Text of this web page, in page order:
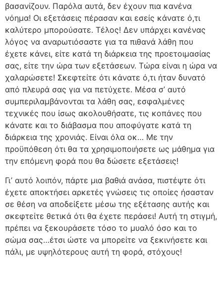
βασανίζουν. Παρόλα αυτά, δεν έχουν πια κανένα
νόημα! Οι εξετάσεις πέρασαν και εσείς κάνατε ό,τι
καλύτερο μπορούσατε. Τέλος! Δεν υπάρχει κανένας
λόγος να αναρωτιόσαστε για τα πιθανά λάθη που
έχετε κάνει, είτε κατά τη διάρκεια της προετοιμασίας
σας, είτε την ώρα των εξετάσεων. Τώρα είναι η ώρα να
χαλαρώσετε! Σκεφτείτε ότι κάνατε ό,τι ήταν δυνατό
από πλευρά σας για να πετύχετε. Μέσα σ’ αυτό
συμπεριλαμβάνονται τα λάθη σας, εσφαλμένες
τεχνικές που ίσως ακολουθήσατε, τις κοπάνες που
κάνατε και το διάβασμα που αποφύγατε κατά τη
διάρκεια της χρονιάς. Είναι όλα οκ… Με την
προϋπόθεση ότι θα τα χρησιμοποιήσετε ως μάθημα για
την επόμενη φορά που θα δώσετε εξετάσεις!
Γι’ αυτό λοιπόν, πάρτε μια βαθιά ανάσα, πιστέψτε ότι
έχετε αποκτήσει αρκετές γνώσεις τις οποίες ήσασταν
σε θέση να αποδείξετε μέσω της εξέτασης αυτής και
σκεφτείτε θετικά ότι θα έχετε περάσει! Αυτή τη στιγμή,
πρέπει να ξεκουράσετε τόσο το μυαλό όσο και το
σώμα σας…έτσι ώστε να μπορείτε να ξεκινήσετε και
πάλι, με υψηλότερους αυτή τη φορά, στόχους!